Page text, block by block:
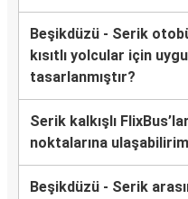
Beşikdüzü - Serik
kısıtlı yolcular için
tasarlanmıştır?
Serik kalkışlı
noktalarına
Beşikdüzü - Serik